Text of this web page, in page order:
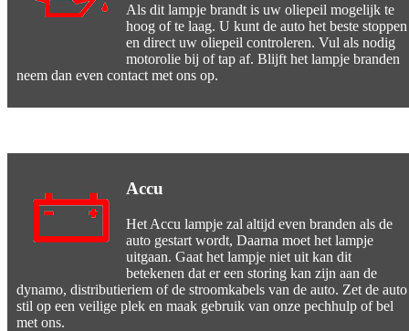
Als dit lampje brandt is uw oliepeil mogelijk te
hoog of te laag. U kunt de auto het beste stoppen
en direct uw oliepeil controleren. Vul als nodig
motorolie bij of tap af. Blijft het lampje branden
neem dan even contact met ons op.
Accu
Het Accu lampje zal altijd even branden als de
auto gestart wordt, Daarna moet het lampje
uitgaan. Gaat het lampje niet uit kan dit
betekenen dat er een storing kan zijn aan de
dynamo, distributieriem of de stroomkabels van de auto. Zet de auto
stil op een veilige plek en maak gebruik van onze pechhulp of bel
met ons.